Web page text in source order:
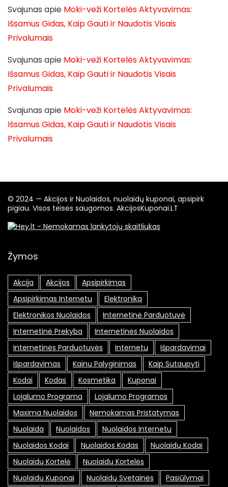
Svajunas apie Moki-veži Kortelės Aktyvavimas:
Išsamus Gidas, Kaip Gauti ir Naudotis Visais
Privalumais
Svajunas apie Moki-veži Kortelės Aktyvavimas:
Išsamus Gidas, Kaip Gauti ir Naudotis Visais
Privalumais
Svajunas apie Moki-veži Kortelės Aktyvavimas:
Išsamus Gidas, Kaip Gauti ir Naudotis Visais
Privalumais
© 2024 — Akcijos ir Nuolaidos, nuolaidų kuponai, apsipirk
pigiau. Visos teisės saugomos. AkcijosKuponai.LT
Žymos
Akcija Akcijos
Apsipirkimas
Apsipirkimas Internetu
Elektronika
Elektronikos Nuolaidos
Internetinė Parduotuvė
Internetinė Prekyba
Internetinės Nuolaidos
Internetinės Parduotuvės
Internetu
Išpardavimai
Išpardavimas
Kainų Palyginimas
Kaip Sutaupyti
Kodai
Kodas Kosmetika
Kuponai
Lojalumo Programa
Lojalumo Programos
Maxima Nuolaidos
Nemokamas Pristatymas
Nuolaida
Nuolaidos
Nuolaidos Internetu
Nuolaidos Kodai
Nuolaidos Kodas
Nuolaidų Kodai
Nuolaidų Kortelė
Nuolaidų Kortelės
Nuolaidų Kuponai
Nuolaidų Svetainės Pasiūlymai